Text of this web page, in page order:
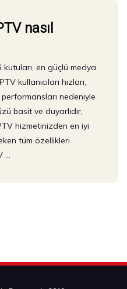
nasıl
kutuları, en güçlü medya
kullanıcıları hızları,
nedeniyle
basit ve duyarlıdır,
hizmetinizden en iyi
tüm özellikleri
…